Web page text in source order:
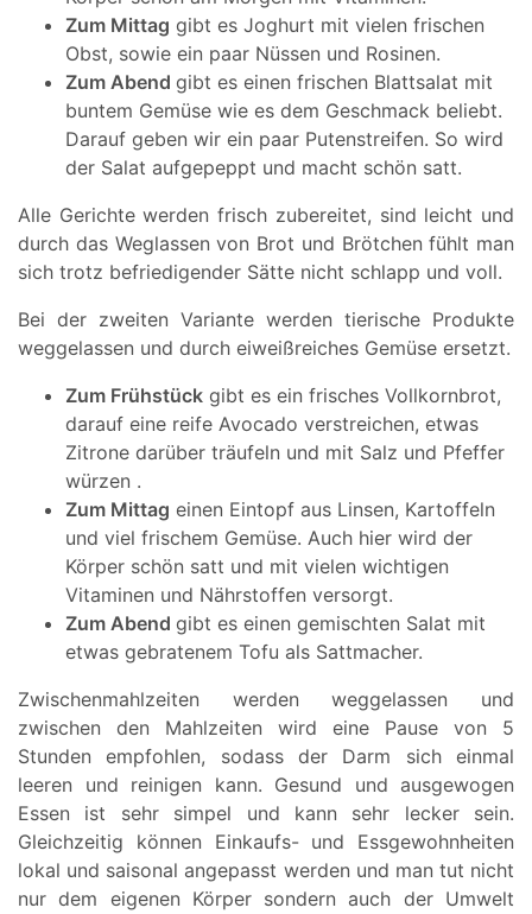
Zum Mittag gibt es Joghurt mit vielen frischen
Obst, sowie ein paar Nüssen und Rosinen.
Zum Abend gibt es einen frischen Blattsalat mit
buntem Gemüse wie es dem Geschmack beliebt.
Darauf geben wir ein paar Putenstreifen. So wird
der Salat aufgepeppt und macht schön satt.
Alle Gerichte werden frisch zubereitet, sind leicht und
durch das Weglassen von Brot und Brötchen fühlt man
sich trotz befriedigender Sätte nicht schlapp und voll.
Bei der zweiten Variante werden tierische Produkte
weggelassen und durch eiweißreiches Gemüse ersetzt.
Zum Frühstück gibt es ein frisches Vollkornbrot,
darauf eine reife Avocado verstreichen, etwas
Zitrone darüber träufeln und mit Salz und Pfeffer
würzen .
Zum Mittag einen Eintopf aus Linsen, Kartoffeln
und viel frischem Gemüse. Auch hier wird der
Körper schön satt und mit vielen wichtigen
Vitaminen und Nährstoffen versorgt.
Zum Abend gibt es einen gemischten Salat mit
etwas gebratenem Tofu als Sattmacher.
Zwischenmahlzeiten werden weggelassen und
zwischen den Mahlzeiten wird eine Pause von 5
Stunden empfohlen, sodass der Darm sich einmal
leeren und reinigen kann. Gesund und ausgewogen
Essen ist sehr simpel und kann sehr lecker sein.
Gleichzeitig können Einkaufs- und Essgewohnheiten
lokal und saisonal angepasst werden und man tut nicht
nur dem eigenen Körper sondern auch der Umwelt